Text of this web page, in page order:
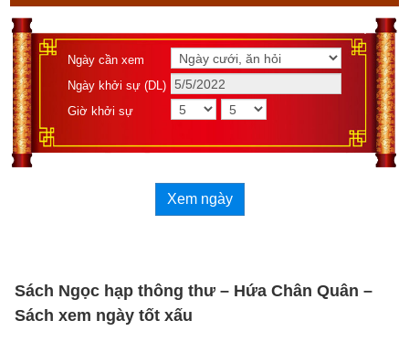
Ngày cần xem
Ngày khởi sự (DL)
Giờ khởi sự
Xem ngày
Sách Ngọc hạp thông thư – Hứa Chân Quân –
Sách xem ngày tốt xấu